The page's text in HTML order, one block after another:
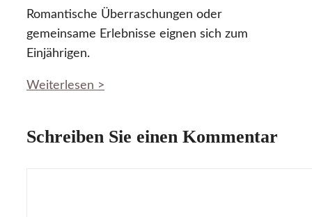
Romantische Überraschungen oder
gemeinsame Erlebnisse eignen sich zum
Einjährigen.
Weiterlesen >
Schreiben Sie einen Kommentar